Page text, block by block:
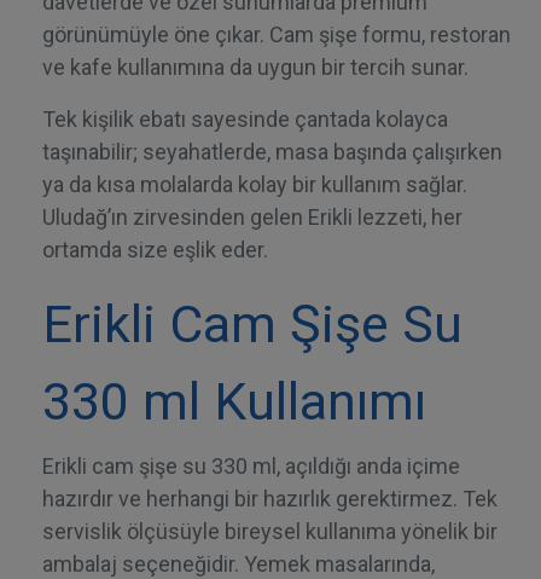
görünümüyle öne çıkar. Cam şişe formu, restoran
ve kafe kullanımına da uygun bir tercih sunar.
Tek kişilik ebatı sayesinde çantada kolayca
taşınabilir; seyahatlerde, masa başında çalışırken
ya da kısa molalarda kolay bir kullanım sağlar.
Uludağ’ın zirvesinden gelen Erikli lezzeti, her
ortamda size eşlik eder.
Erikli Cam Şişe Su
330 ml Kullanımı
Erikli cam şişe su 330 ml, açıldığı anda içime
hazırdır ve herhangi bir hazırlık gerektirmez. Tek
servislik ölçüsüyle bireysel kullanıma yönelik bir
ambalaj seçeneğidir. Yemek masalarında,